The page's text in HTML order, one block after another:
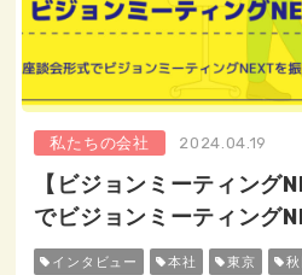
私たちの会社 2024.04.19
【ビジョンミーティング
でビジョンミーティング
インタビュー 本社 東京 秋